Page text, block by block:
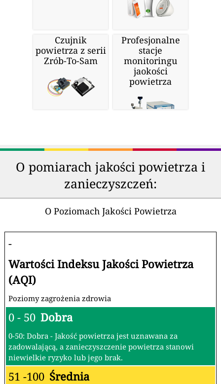
Czujnik
powietrza z serii
Zrób-To-Sam
Profesjonalne
stacje
monitoringu
jaokości
powietrza
O pomiarach jakości powietrza i
zanieczyszczeń:
O Poziomach Jakości Powietrza
-
Wartości Indeksu Jakości Powietrza
(AQI)
Poziomy zagrożenia zdrowia
0 - 50 Dobra
0-50: Dobra - Jakość powietrza jest uznawana za
zadowalającą, a zanieczyszczenie powietrza stanowi
niewielkie ryzyko lub jego brak.
51 -100 Średnia